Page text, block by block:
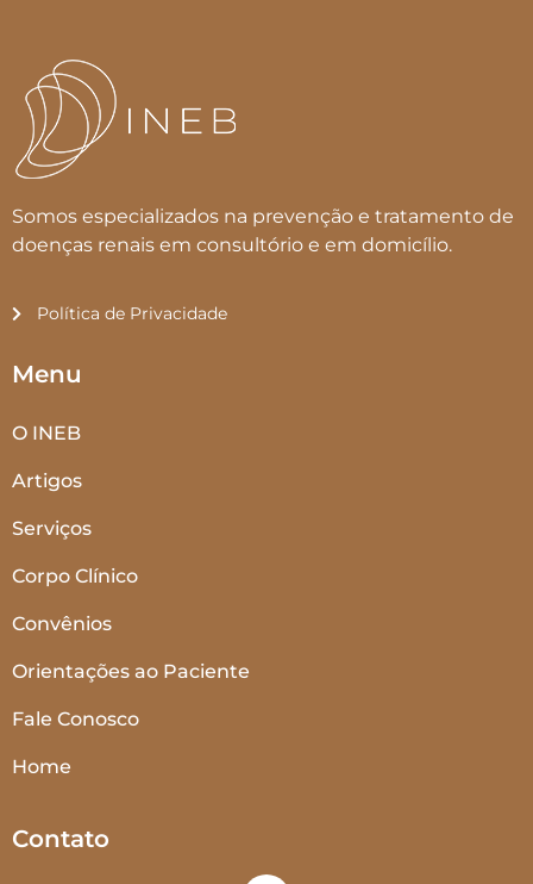
Somos especializados na prevenção e tratamento de
doenças renais em consultório e em domicílio.
Política de Privacidade
Menu
O INEB
Artigos
Serviços
Corpo Clínico
Convênios
Orientações ao Paciente
Fale Conosco
Home
Contato